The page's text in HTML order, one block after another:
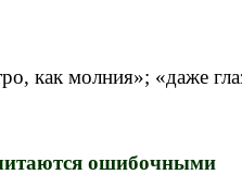
как молния»; «даже
ошибочными